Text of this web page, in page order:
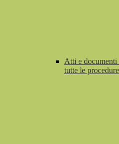
Atti e documenti
tutte le procedure